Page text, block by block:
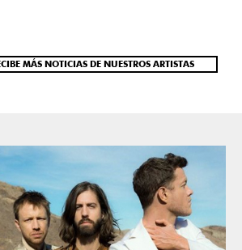
MÁS NOTICIAS DE NUESTROS ARTISTAS